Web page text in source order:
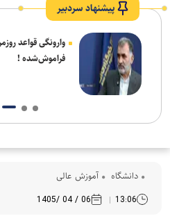
پیشنهاد سردبیر
وارونگی قواعد
فراموش‌شده !
دانشگاه آموزش عالی
13:06
06 / 04 /1405